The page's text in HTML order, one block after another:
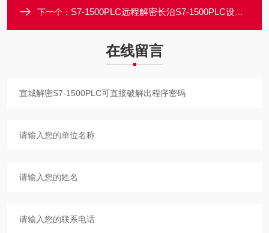
下一个： S7-1500PLC远程解密长治S7-1500PLC设备时间到期锁定程序破解
在线留言